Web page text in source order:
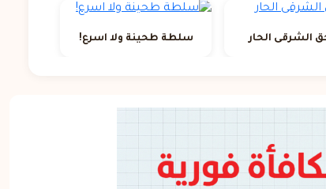
الشرقى الحار سلطة طحينة ولا اسرع!